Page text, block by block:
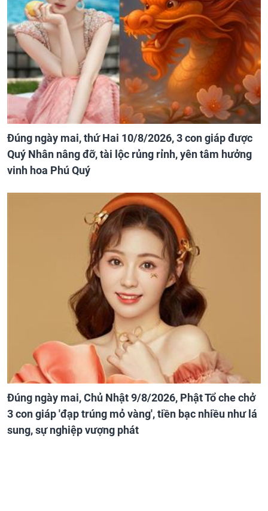
Đúng ngày mai, thứ Hai 10/8/2026, 3 con giáp được
Quý Nhân nâng đỡ, tài lộc rủng rỉnh, yên tâm hưởng
vinh hoa Phú Quý
Đúng ngày mai, Chủ Nhật 9/8/2026, Phật Tổ che chở
3 con giáp 'đạp trúng mỏ vàng', tiền bạc nhiều như lá
sung, sự nghiệp vượng phát